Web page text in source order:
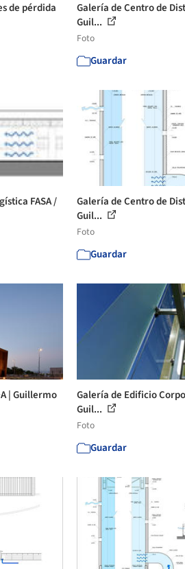
de pérdida
Galería de Centro de
Guil...
Foto
Guardar
FASA /
Galería de Centro de
Guil...
Foto
Guardar
| Guillermo
Galería de Edificio
Guil...
Foto
Guardar